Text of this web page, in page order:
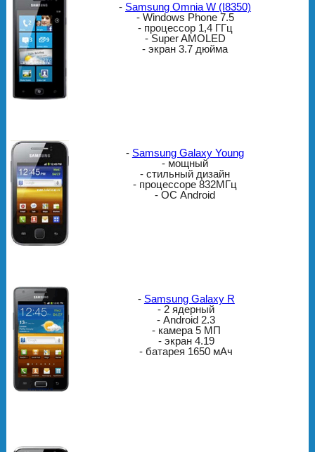
- Samsung Omnia W (I8350)
- Windows Phone 7.5
- процессор 1,4 ГГц
- Super AMOLED
- экран 3.7 дюйма
- Samsung Galaxy Young
- мощный
- стильный дизайн
- процессоре 832МГц
- ОС Android
- Samsung Galaxy R
- 2 ядерный
- Android 2.3
- камера 5 МП
- экран 4.19
- батарея 1650 мАч